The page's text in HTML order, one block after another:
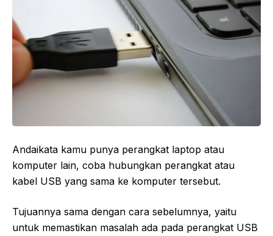
Andaikata kamu punya perangkat laptop atau
komputer lain, coba hubungkan perangkat atau
kabel USB yang sama ke komputer tersebut.
Tujuannya sama dengan cara sebelumnya, yaitu
untuk memastikan masalah ada pada perangkat USB